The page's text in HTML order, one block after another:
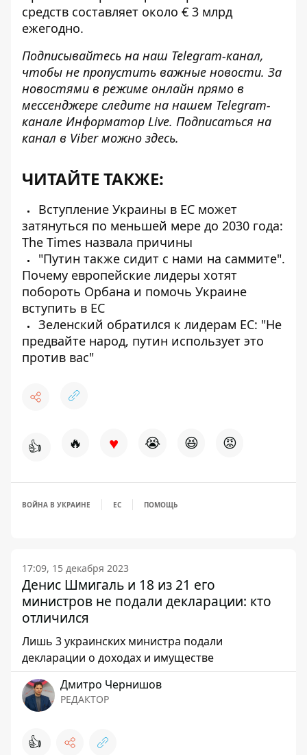
средств составляет около € 3 млрд
ежегодно.
Подписывайтесь на наш Telegram-канал,
чтобы не пропустить важные новости. За
новостями в режиме онлайн прямо в
мессенджере следите на нашем Telegram-
канале Информатор Live. Подписаться на
канал в Viber можно здесь.
ЧИТАЙТЕ ТАКЖЕ:
Вступление Украины в ЕС может
затянуться по меньшей мере до 2030 года:
The Times назвала причины
"Путин также сидит с нами на саммите".
Почему европейские лидеры хотят
побороть Орбана и помочь Украине
вступить в ЕС
Зеленский обратился к лидерам ЕС: "Не
предвайте народ, путин использует это
против вас"
👍 🔥 ♥ 😭 😆 😡
ВОЙНА В УКРАИНЕ ЕС ПОМОЩЬ
17:09, 15 декабря 2023
Денис Шмигаль и 18 из 21 его
министров не подали декларации: кто
отличился
Лишь 3 украинских министра подали
декларации о доходах и имуществе
Дмитро Чернишов
РЕДАКТОР
👍